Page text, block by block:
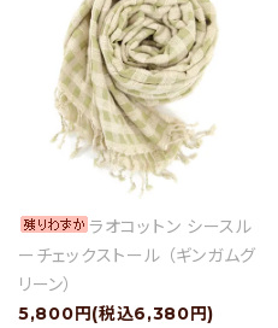
ラオコットン シースル
ーチェックストール （ギンガムグ
リーン）
5,800円(税込6,380円)